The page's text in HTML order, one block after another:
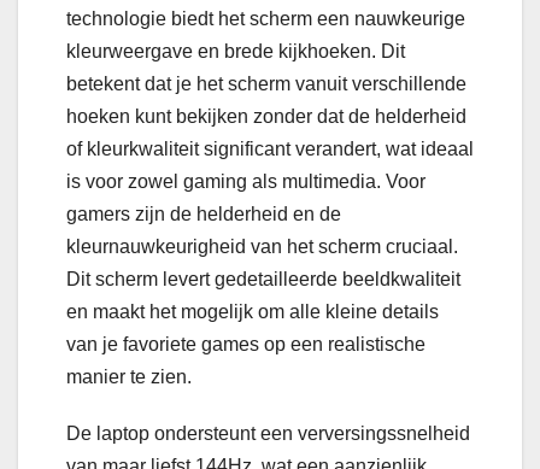
technologie biedt het scherm een nauwkeurige
kleurweergave en brede kijkhoeken. Dit
betekent dat je het scherm vanuit verschillende
hoeken kunt bekijken zonder dat de helderheid
of kleurkwaliteit significant verandert, wat ideaal
is voor zowel gaming als multimedia. Voor
gamers zijn de helderheid en de
kleurnauwkeurigheid van het scherm cruciaal.
Dit scherm levert gedetailleerde beeldkwaliteit
en maakt het mogelijk om alle kleine details
van je favoriete games op een realistische
manier te zien.
De laptop ondersteunt een verversingssnelheid